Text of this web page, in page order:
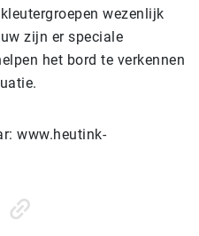
wezenlijk
zijn er speciale
het bord te verkennen
www.heutink-